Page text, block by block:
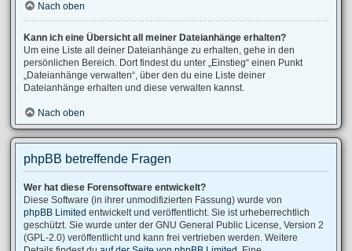
Nach oben
Kann ich eine Übersicht all meiner Dateianhänge erhalten?
Um eine Liste all deiner Dateianhänge zu erhalten, gehe in den
persönlichen Bereich. Dort findest du unter „Einstieg“ einen Punkt
„Dateianhänge verwalten“, über den du eine Liste deiner
Dateianhänge erhalten und diese verwalten kannst.
Nach oben
phpBB betreffende Fragen
Wer hat diese Forensoftware entwickelt?
Diese Software (in ihrer unmodifizierten Fassung) wurde von
phpBB Limited entwickelt und veröffentlicht. Sie ist urheberrechtlich
geschützt. Sie wurde unter der GNU General Public License, Version 2
(GPL-2.0) veröffentlicht und kann frei vertrieben werden. Weitere